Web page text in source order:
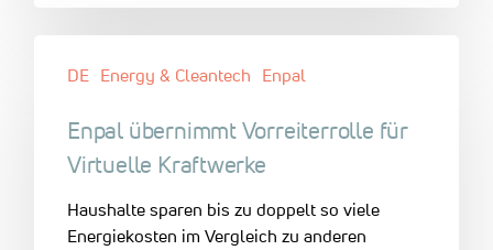
DE Energy & Cleantech Enpal
Enpal übernimmt Vorreiterrolle für
Virtuelle Kraftwerke
Haushalte sparen bis zu doppelt so viele
Energiekosten im Vergleich zu anderen